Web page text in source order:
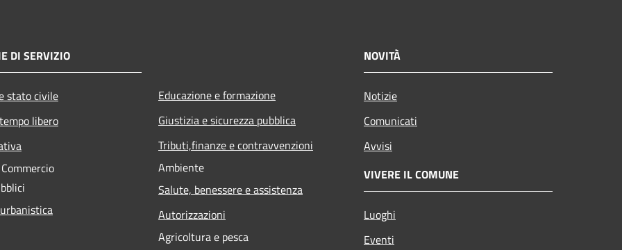
DI SERVIZIO
stato civile
libero
Educazione e formazione
Giustizia e sicurezza pubblica
Tributi,finanze e contravvenzioni
Ambiente
Salute, benessere e assistenza
Autorizzazioni
Agricoltura e pesca
NOVITÀ
Notizie
Comunicati
Avvisi
VIVERE IL COMUNE
Luoghi
Eventi